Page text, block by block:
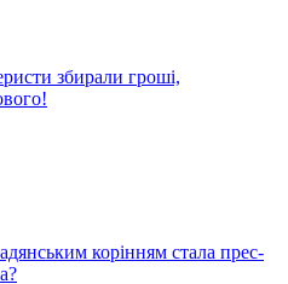
збирали гроші,
корінням стала прес-